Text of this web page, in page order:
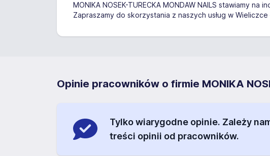
MONIKA NOSEK-TURECKA MONDAW NAILS stawiamy
Zapraszamy do skorzystania z naszych usług w
Opinie pracowników o firmie MONIKA
Tylko wiarygodne opinie. Zależy
treści opinii od pracowników.